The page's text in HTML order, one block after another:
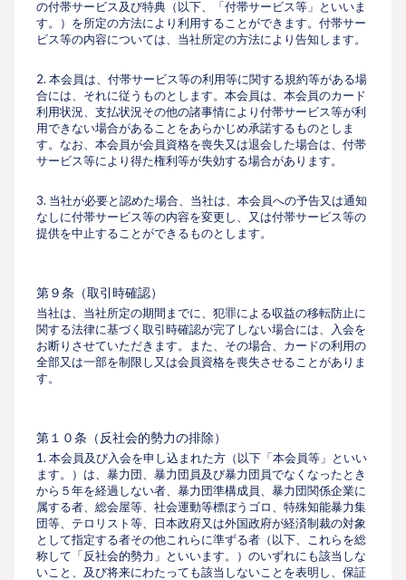
の付帯サービス及び特典（以下、「付帯サービス等」といいま
す。）を所定の⽅法により利⽤することができます。付帯サー
ビス等の内容については、当社所定の方法により告知します。
2. 本会員は、付帯サービス等の利⽤等に関する規約等がある場
合には、それに従うものとします。本会員は、本会員のカード
利用状況、支払状況その他の諸事情により付帯サービス等が利
⽤できない場合があることをあらかじめ承諾するものとしま
す。なお、本会員が会員資格を喪失又は退会した場合は、付帯
サービス等により得た権利等が失効する場合があります。
3. 当社が必要と認めた場合、当社は、本会員への予告又は通知
なしに付帯サービス等の内容を変更し、又は付帯サービス等の
提供を中止することができるものとします。
第９条（取引時確認）
当社は、当社所定の期間までに、犯罪による収益の移転防⽌に
関する法律に基づく取引時確認が完了しない場合には、⼊会を
お断りさせていただきます。また、その場合、カードの利⽤の
全部又は⼀部を制限し又は会員資格を喪失させることがありま
す。
第１０条（反社会的勢⼒の排除）
1. 本会員及び⼊会を申し込まれた⽅（以下「本会員等」といい
ます。）は、暴⼒団、暴⼒団員及び暴⼒団員でなくなったとき
から５年を経過しない者、暴⼒団準構成員、暴⼒団関係企業に
属する者、総会屋等、社会運動等標ぼうゴロ、特殊知能暴⼒集
団等、テロリスト等、⽇本政府又は外国政府が経済制裁の対象
として指定する者その他これらに準ずる者（以下、これらを総
称して「反社会的勢⼒」といいます。）のいずれにも該当しな
いこと、及び将来にわたっても該当しないことを表明し、保証